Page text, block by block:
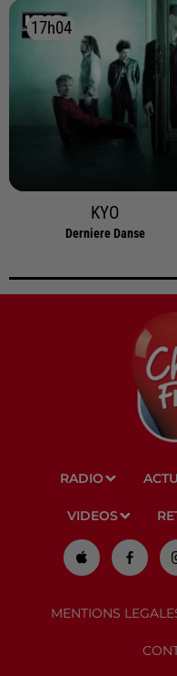
17h04
17h04
KYO
Derniere Danse
RADIO
VIDEOS
MENTIONS